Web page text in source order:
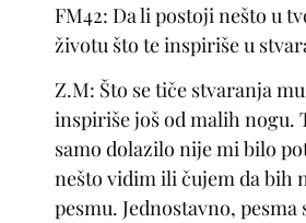
FM42: Da li postoji nešto u
životu što te inspiriše u
Z.M: Što se tiče stvaranja
inspiriše još od malih nogu.
samo dolazilo nije mi bilo
nešto vidim ili čujem da bih
pesmu. Jednostavno, pesma